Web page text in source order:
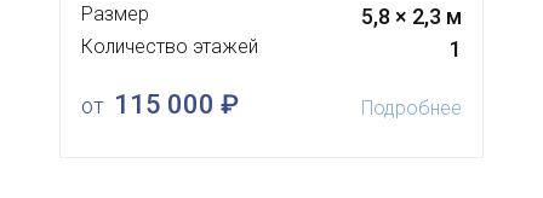
Размер 5,8 × 2,3 м
Количество этажей 1
от 115 000 ₽ Подробнее